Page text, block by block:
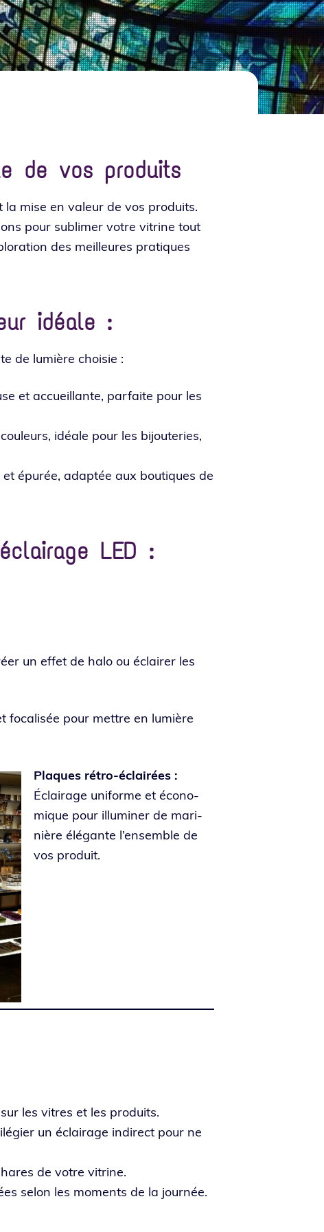
de vos produits
la mise en valeur de vos pro­duits.
pour subli­mer votre vitrine tout
des meilleures pra­tiques
idéale :
de lumière choisie :
et accueillante, par­faite pour les
idéale pour les bijou­te­ries,
épu­rée, adap­tée aux bou­tiques de
LED :
un effet de halo ou éclai­rer les
foca­li­sée pour mettre en lumière
Plaques rétro-éclai­rées :
Éclairage uni­forme et éco­no­
mique pour illu­mi­ner de mari­
nière élé­gante l’en­semble de
vos produit.
les vitres et les pro­duits.
un éclai­rage indi­rect pour ne
de votre vitrine.
selon les moments de la journée.